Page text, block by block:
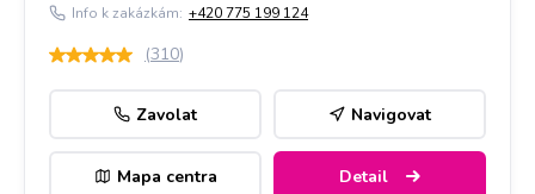
Info k zakázkám: +420 775 199 124
(310)
Zavolat Navigovat
Mapa centra Detail